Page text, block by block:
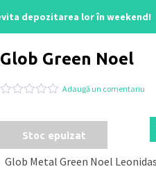
depozitarea lor în weekend!
Glob Green Noel
5
pe
Adaugă un comentariu
Stoc epuizat
Glob Metal Green Noel